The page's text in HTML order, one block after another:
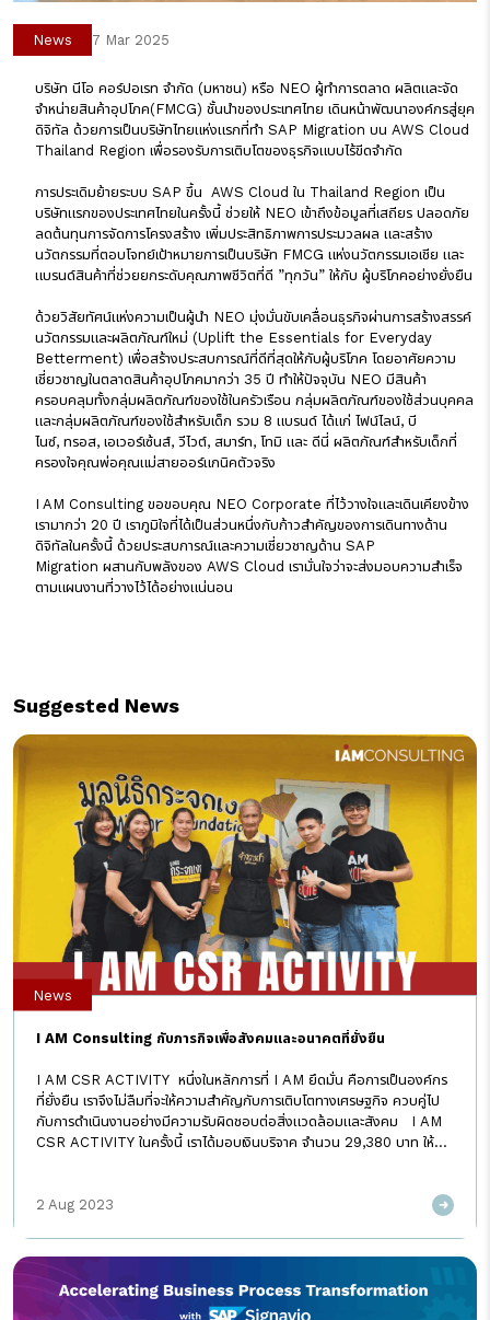
News 7 Mar 2025
บริษัท นีโอ คอร์ปอเรท จำกัด (มหาชน) หรือ NEO ผู้ทำการตลาด ผลิตและจัด
จำหน่ายสินค้าอุปโภค(FMCG) ชั้นนำของประเทศไทย เดินหน้าพัฒนาองค์กรสู่ยุค
ดิจิทัล ด้วยการเป็นบริษัทไทยแห่งแรกที่ทำ SAP Migration บน AWS Cloud
Thailand Region เพื่อรองรับการเติบโตของธุรกิจแบบไร้ขีดจำกัด
การประเดิมย้ายระบบ SAP ขึ้น AWS Cloud ใน Thailand Region เป็น
บริษัทแรกของประเทศไทยในครั้งนี้ ช่วยให้ NEO เข้าถึงข้อมูลที่เสถียร ปลอดภัย
ลดต้นทุนการจัดการโครงสร้าง เพิ่มประสิทธิภาพการประมวลผล และสร้าง
นวัตกรรมที่ตอบโจทย์เป้าหมายการเป็นบริษัท FMCG แห่งนวัตกรรมเอเชีย และ
แบรนด์สินค้าที่ช่วยยกระดับคุณภาพชีวิตที่ดี ”ทุกวัน” ให้กับ ผู้บริโภคอย่างยั่งยืน
ด้วยวิสัยทัศน์แห่งความเป็นผู้นำ NEO มุ่งมั่นขับเคลื่อนธุรกิจผ่านการสร้างสรรค์
นวัตกรรมและผลิตภัณฑ์ใหม่ (Uplift the Essentials for Everyday
Betterment) เพื่อสร้างประสบการณ์ที่ดีที่สุดให้กับผู้บริโภค โดยอาศัยความ
เชี่ยวชาญในตลาดสินค้าอุปโภคมากว่า 35 ปี ทำให้ปัจจุบัน NEO มีสินค้า
ครอบคลุมทั้งกลุ่มผลิตภัณฑ์ของใช้ในครัวเรือน กลุ่มผลิตภัณฑ์ของใช้ส่วนบุคคล
และกลุ่มผลิตภัณฑ์ของใช้สำหรับเด็ก รวม 8 แบรนด์ ได้แก่ ไฟน์ไลน์, บี
ไนซ์, ทรอส, เอเวอร์เซ้นส์, วีไวต์, สมาร์ท, โทมิ และ ดีนี่ ผลิตภัณฑ์สำหรับเด็กที่
ครองใจคุณพ่อคุณแม่สายออร์แกนิคตัวจริง
I AM Consulting ขอขอบคุณ NEO Corporate ที่ไว้วางใจและเดินเคียงข้าง
เรามากว่า 20 ปี เราภูมิใจที่ได้เป็นส่วนหนึ่งกับก้าวสำคัญของการเดินทางด้าน
ดิจิทัลในครั้งนี้ ด้วยประสบการณ์และความเชี่ยวชาญด้าน SAP
Migration ผสานกับพลังของ AWS Cloud เรามั่นใจว่าจะส่งมอบความสำเร็จ
ตามแผนงานที่วางไว้ได้อย่างแน่นอน
Suggested News
I AM Consulting กับภารกิจเพื่อสังคมและอนาคตที่ยั่งยืน
I AM CSR ACTIVITY หนึ่งในหลักการที่ I AM ยึดมั่น คือการเป็นองค์กร
ที่ยั่งยืน เราจึงไม่ลืมที่จะให้ความสำคัญกับการเติบโตทางเศรษฐกิจ ควบคู่ไป
กับการดำเนินงานอย่างมีความรับผิดชอบต่อสิ่งแวดล้อมและสังคม I AM
CSR ACTIVITY ในครั้งนี้ เราได้มอบเงินบริจาค จำนวน 29,380 บาท ให้กับ
ความเข้มแข็งให้กับชุมชนได้เป็นอย่างดี โดยเงินบริจาคที่ได้นั้น มาจากการ
องค์กร นอกจากนี้ยังสามารถสร้างกิจกรรมให้พนักงานร่วมทำบุญได้ง่ายๆ
กลายเป็นส่วนหนี่งที่ช่วยขับเคลื่อนสังคมให้น่าอยู่ยิ่งขึ้น ขอขอบคุณ I-
AMer ทุกท่านที่ร่วมเป็นส่วนหนึ่งในการส่งเสริมและแบ่งปันสิ่งดีๆ ให้กับ
News
2 Aug 2023